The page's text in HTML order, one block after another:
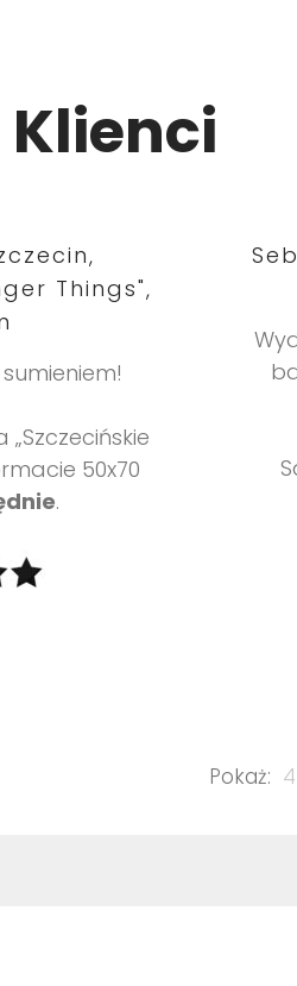
Things",
50x70
.
Pokaż: 4